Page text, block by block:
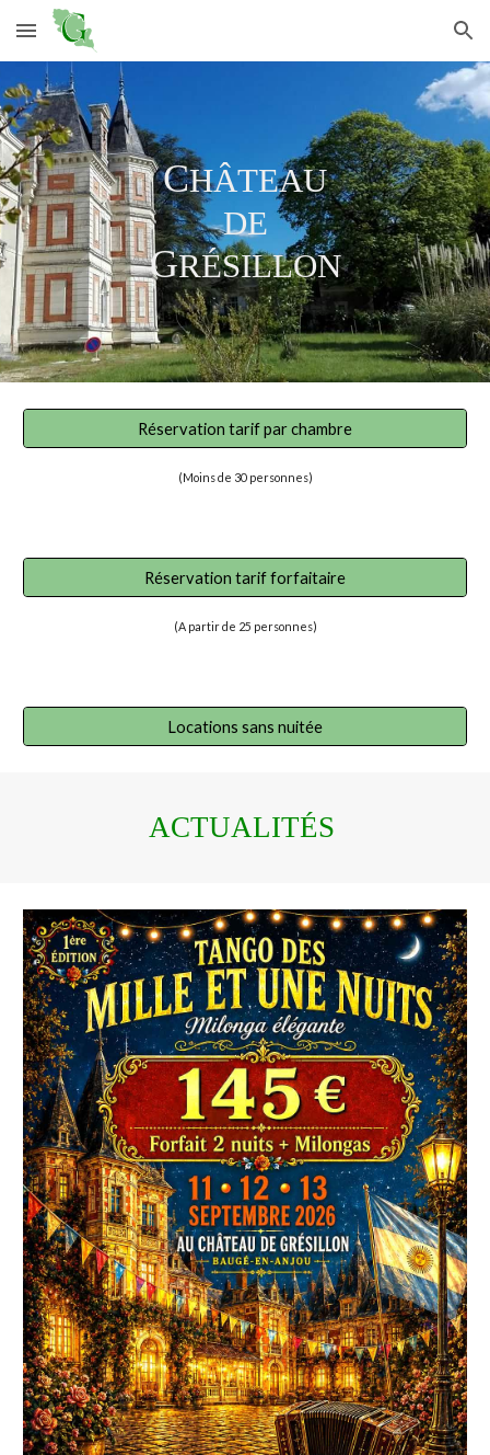
Skip to main content Skip to navigation
CHÂTEAU
DE
GRÉSILLON
Réservation tarif par chambre
(Moins de 30 personnes)
Réservation tarif forfaitaire
(A partirde 25 personnes)
Locations sans nuitée
ACTUALITÉS